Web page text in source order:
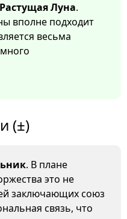
Растущая Луна.
вполне подходит
весьма
(±)
. В плане
это не
заключающих союз
связь, что